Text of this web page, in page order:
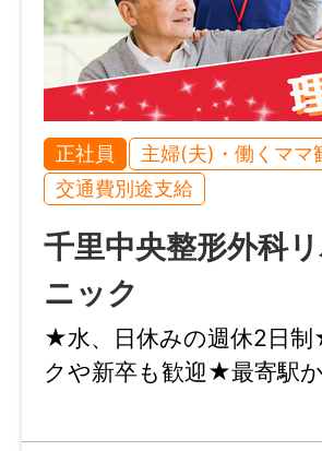
正社員 主婦(夫)・働くママ
交通費別途支給
千里中央整形外科
ニック
★水、日休みの週休2日
クや新卒も歓迎★最寄駅